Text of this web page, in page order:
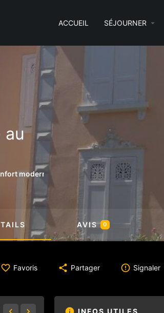
ACCUEIL SÉJOURNER
au
moderne au cœur de Colmar
AVIS 0
Favoris Partager Signaler